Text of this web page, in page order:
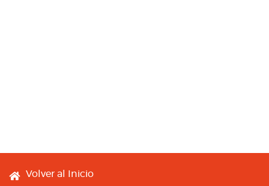
Footer menu
Volver al Inicio